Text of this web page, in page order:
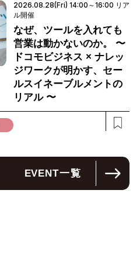
2026.08.28(Fri) 14:00～16:00 リア
ル開催
なぜ、ツールを入れても
営業は動かないのか。 〜
ドコモビジネス × ナレッ
ジワークが明かす、セー
ルスイネーブルメントの
リアル 〜
EVENT一覧